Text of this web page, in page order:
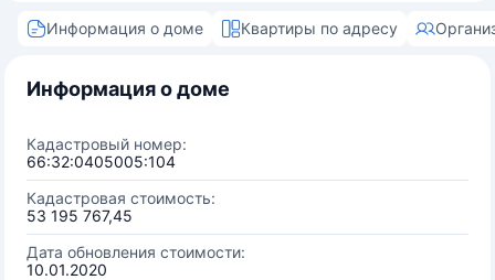
Информация о доме Квартиры по адресу
Информация о доме
Кадастровый номер:
66:32:0405005:104
Кадастровая стоимость:
53 195 767,45
Дата обновления стоимости:
10.01.2020